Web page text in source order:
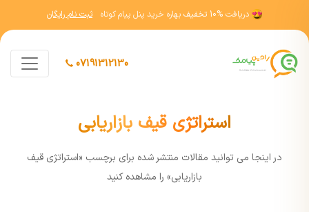
دریافت 10% تخفیف بهاره خرید پنل پیام کوتاه ثبت نام رایگان
07191312130
استراتژی قیف بازاریابی
در اينجا مي توانيد مقالات منتشر شده برای برچسب «استراتژی قیف
بازاریابی» را مشاهده کنيد